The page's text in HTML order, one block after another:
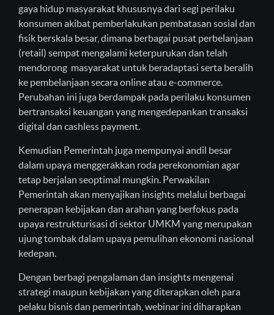
gaya hidup masyarakat khususnya dari segi perilaku
konsumen akibat pemberlakukan pembatasan sosial dan
fisik berskala besar, dimana berbagai pusat perbelanjaan
(retail) sempat mengalami keterpurukan dan telah
mendorong masyarakat untuk beradaptasi serta beralih
ke pembelanjaan secara online atau e-commerce.
Perubahan ini juga berdampak pada perilaku konsumen
bertransaksi keuangan yang mengedepankan transaksi
digital dan cashless payment.
Kemudian Pemerintah juga mempunyai andil besar
dalam upaya menggerakkan roda perekonomian agar
tetap berjalan seoptimal mungkin. Perwakilan
Pemerintah akan menyajikan insights melalui berbagai
penerapan kebijakan dan arahan yang berfokus pada
upaya restrukturisasi di sektor UMKM yang merupakan
ujung tombak dalam upaya pemulihan ekonomi nasional
kedepan.
Dengan berbagi pengalaman dan insights mengenai
strategi maupun kebijakan yang diterapkan oleh para
pelaku bisnis dan pemerintah, webinar ini diharapkan